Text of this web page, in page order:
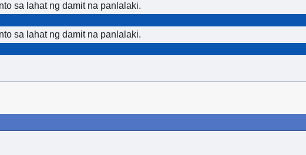
sa lahat ng damit na panlalaki.
sa lahat ng damit na panlalaki.